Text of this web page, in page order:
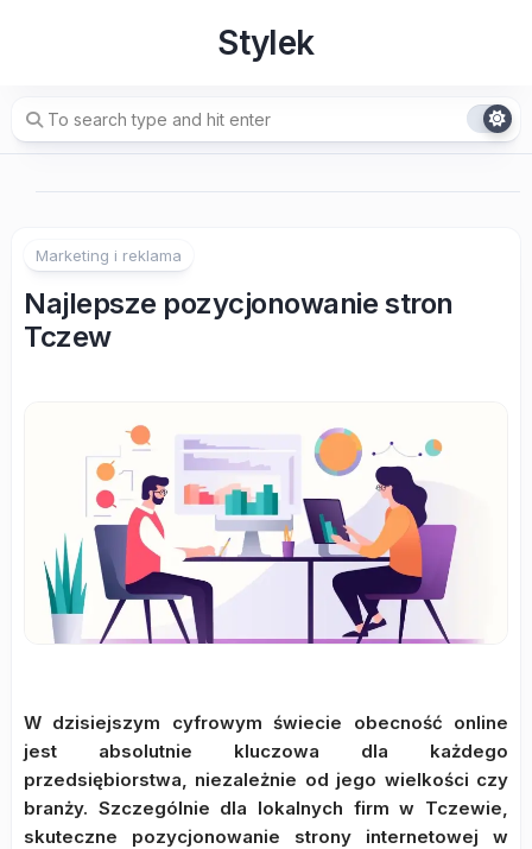
Stylek
Marketing i reklama
Najlepsze pozycjonowanie stron
Tczew
W dzisiejszym cyfrowym świecie obecność online
jest absolutnie kluczowa dla każdego
przedsiębiorstwa, niezależnie od jego wielkości czy
branży. Szczególnie dla lokalnych firm w Tczewie,
skuteczne pozycjonowanie strony internetowej w